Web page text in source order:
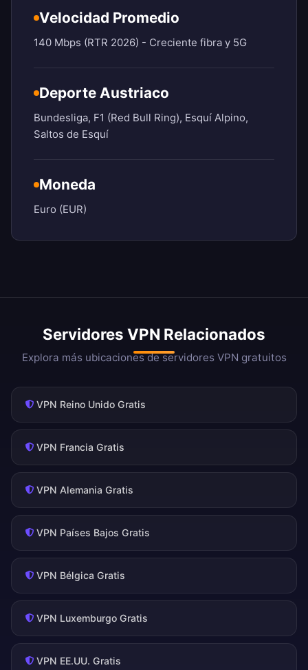
Velocidad Promedio
140 Mbps (RTR 2026) - Creciente fibra y 5G
Deporte Austriaco
Bundesliga, F1 (Red Bull Ring), Esquí Alpino,
Saltos de Esquí
Moneda
Euro (EUR)
Servidores VPN Relacionados
Explora más ubicaciones de servidores VPN gratuitos
VPN Reino Unido Gratis
VPN Francia Gratis
VPN Alemania Gratis
VPN Países Bajos Gratis
VPN Bélgica Gratis
VPN Luxemburgo Gratis
VPN EE.UU. Gratis